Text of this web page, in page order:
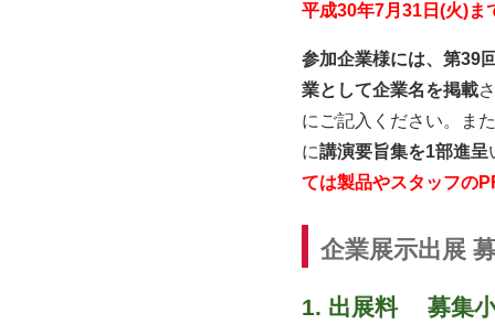
平成30年7月31日(火)ま
参加企業様には、第39
業として企業名を掲載
にご記入ください。ま
に講演要旨集を1部進呈
ては製品やスタッフの
企業展示出展
1. 出展料 募集